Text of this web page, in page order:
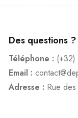
Des questions
Téléphone :
Email :
Adresse : Rue